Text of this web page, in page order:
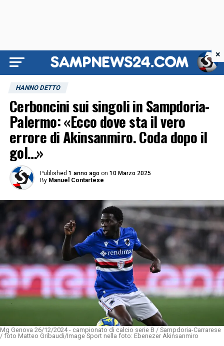
HANNO DETTO
Cerboncini sui singoli in Sampdoria-
Palermo: «Ecco dove sta il vero
errore di Akinsanmiro. Coda dopo il
gol…»
Published 1 anno ago on 10 Marzo 2025
By Manuel Contartese
Mg Genova 26/12/2024 - campionato di calcio serie B / Sampdoria-Carrarese
/ foto Matteo Gribaudi/Image Sport nella foto: Ebenezer Akinsanmiro
×